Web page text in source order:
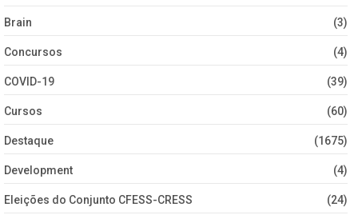
Brain (3)
Concursos (4)
COVID-19 (39)
Cursos (60)
Destaque (1675)
Development (4)
Eleições do Conjunto CFESS-CRESS (24)